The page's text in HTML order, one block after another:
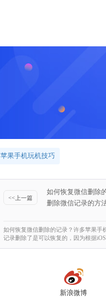
苹果手机玩机技巧
<<上一篇
如何恢复微信删除
删除微信记录的方
如何恢复微信删除的记录？许多苹果手
记录删除了是可以恢复的，因为根据
新浪微博